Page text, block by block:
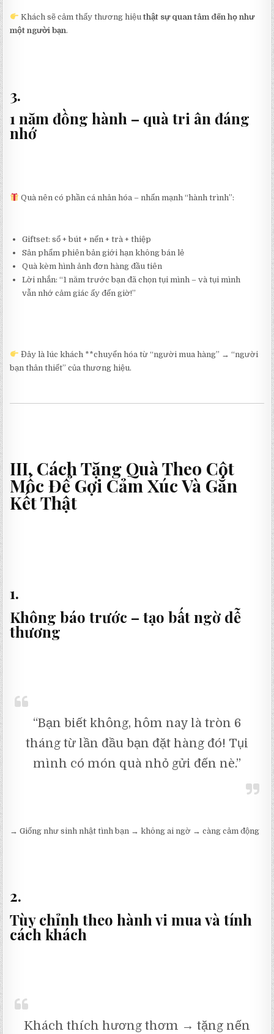
Khách sẽ cảm thấy thương hiệuthật sự quan tâm đến họ như
một người bạn.
3.
1 năm đồng hành – quà tri ân đáng
nhớ
Quà nên có phần cá nhân hóa – nhấn mạnh “hành trình”:
Giftset: sổ + bút + nến + trà + thiệp
Sản phẩm phiên bản giới hạn không bán lẻ
Quà kèm hình ảnh đơn hàng đầu tiên
Lời nhắn: “1 năm trước bạn đã chọn tụi mình – và tụi mình
vẫn nhớ cảm giác ấy đến giờ!”
Đây là lúc khách **chuyển hóa từ “người mua hàng” → “người
bạn thân thiết” của thương hiệu.
III. Cách Tặng Quà Theo Cột
Mốc Để Gợi Cảm Xúc Và Gắn
Kết Thật
1.
Không báo trước – tạo bất ngờ dễ
thương
“Bạn biết không, hôm nay là tròn 6
tháng từ lần đầu bạn đặt hàng đó! Tụi
mình có món quà nhỏ gửi đến nè.”
→ Giống như sinh nhật tình bạn → không ai ngờ → càng cảm động
2.
Tùy chỉnh theo hành vi mua và tính
cách khách
Khách thích hương thơm → tặng nến